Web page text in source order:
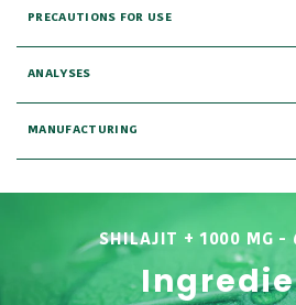
PRECAUTIONS FOR USE
ANALYSES
MANUFACTURING
SHILAJIT + 1000 MG -